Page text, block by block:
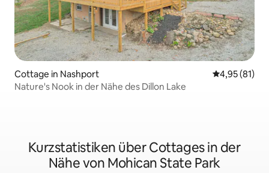
Cottage in Nashport
4,95 (81)
Nature's Nook in der Nähe des Dillon Lake
Kurzstatistiken über Cottages in der
Nähe von Mohican State Park